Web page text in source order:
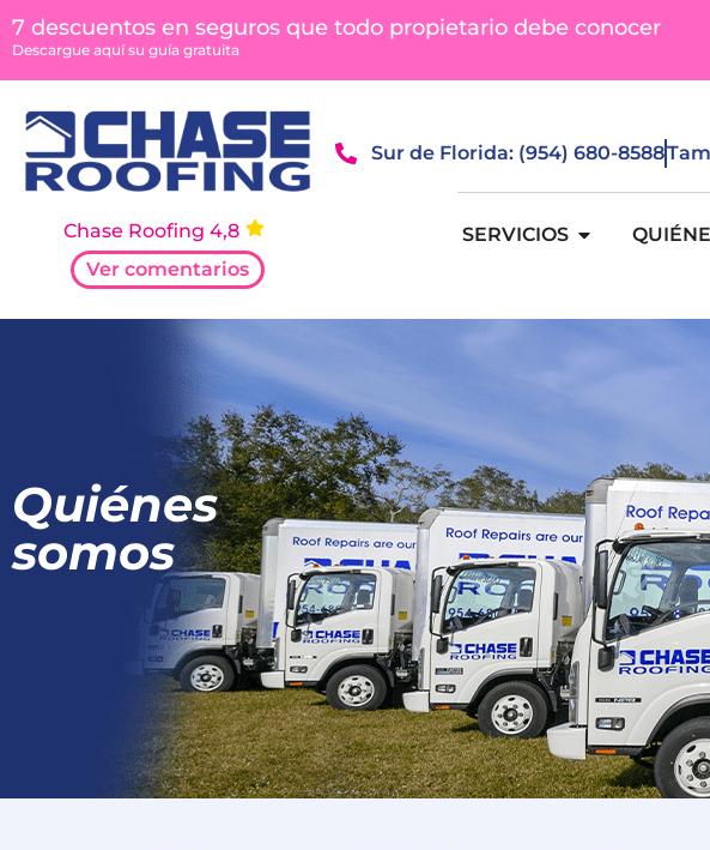
7 descuentos en seguros que todo propietario debe conocer
Descargue aquí su guía gratuita
Chase Roofing 4,8
Ver comentarios
Sur de Florida: (954) 680-8588
SERVICIOS
Quiénes
somos